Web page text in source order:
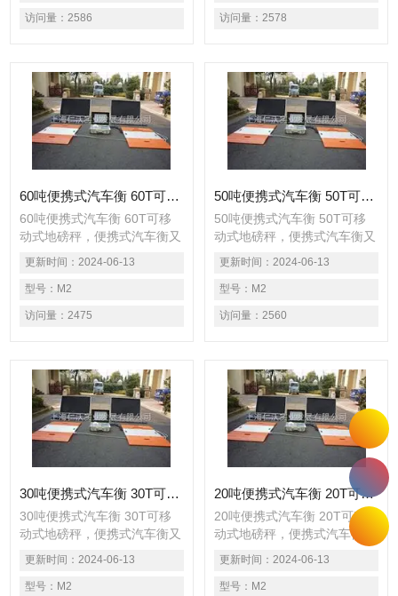
物过磅低精度车辆称重或较高
精度静态车辆称重。
访问量： 2586
过磅低精度车辆称重或较高精
度静态车辆称重。
访问量： 2578
60吨便携式汽车衡 60T可移动式地磅秤
60吨便携式汽车衡 60T可移
动式地磅秤，便携式汽车衡又
名便携式轴重秤、轴重仪、便
携式地磅秤、用于公路便携查
超载车辆静态称重检测，货物
过磅低精度车辆称重或较高精
度静态车辆称重。
更新时间： 2024-06-13
型号： M2
访问量： 2475
50吨便携式汽车衡 50T可移动式地磅秤
50吨便携式汽车衡 50T可移
动式地磅秤，便携式汽车衡又
名便携式轴重秤、轴重仪、便
携式地磅秤、用于公路便携查
超载车辆静态称重检测，货物
过磅低精度车辆称重或较高精
度静态车辆称重。
更新时间： 2024-06-13
型号： M2
访问量： 2560
30吨便携式汽车衡 30T可移动式地磅秤
30吨便携式汽车衡 30T可移
动式地磅秤，便携式汽车衡又
名便携式轴重秤、轴重仪、便
携式地磅秤、用于公路便携查
超载车辆静态称重检测，货物
更新时间： 2024-06-13
型号： M2
20吨便携式汽车衡 20T可移动式地磅秤
20吨便携式汽车衡 20T可移
动式地磅秤，便携式汽车衡又
名便携式轴重秤、轴重仪、便
携式地磅秤、用于公路便携查
超载车辆静态称重检测，货物
更新时间： 2024-06-13
型号： M2